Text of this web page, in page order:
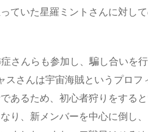
ていた星羅ミントさんに対し
さんらも参加し、騙し合いを
さんは宇宙海賊というプロフ
あるため、初心者狩りをする
り、新メンバーを中心に倒し